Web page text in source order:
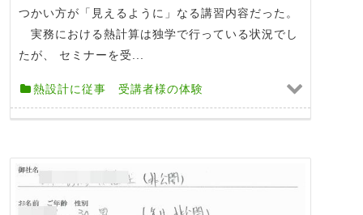
つかい方が「見えるように」なる講習内容だった。
実務における熱計算は独学で行っている状況でし
たが、 セミナーを受...
熱設計に従事 受講者様の体験